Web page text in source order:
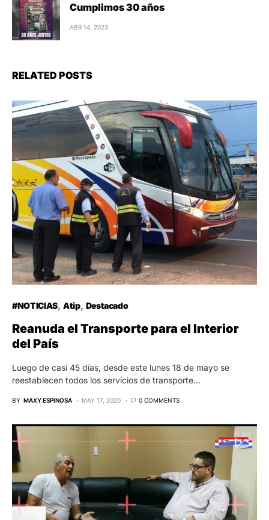
Cumplimos 30 años
ABR 14, 2023
RELATED POSTS
#NOTICIAS Atip Destacado
Reanuda el Transporte para el Interior
del País
Luego de casi 45 días, desde este lunes 18 de mayo se
reestablecen todos los servicios de transporte…
BY MAXY ESPINOSA MAY 17, 2020 0 COMMENTS